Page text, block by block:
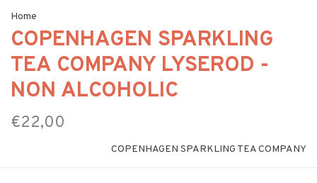
Home
COPENHAGEN SPARKLING
TEA COMPANY LYSEROD -
NON ALCOHOLIC
€22,00
COPENHAGEN SPARKLING TEA COMPANY